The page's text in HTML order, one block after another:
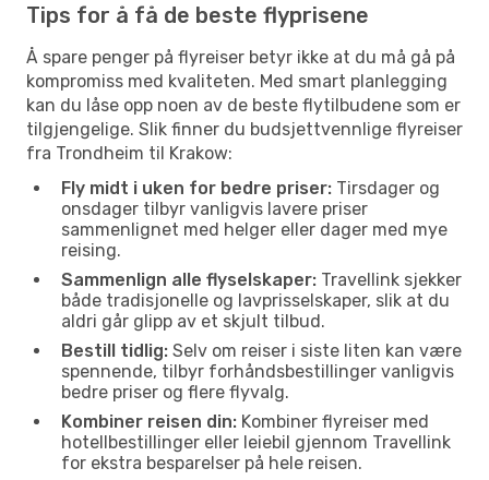
Tips for å få de beste flyprisene
Å spare penger på flyreiser betyr ikke at du må gå på
kompromiss med kvaliteten. Med smart planlegging
kan du låse opp noen av de beste flytilbudene som er
tilgjengelige. Slik finner du budsjettvennlige flyreiser
fra Trondheim til Krakow:
Fly midt i uken for bedre priser: Tirsdager og
onsdager tilbyr vanligvis lavere priser
sammenlignet med helger eller dager med mye
reising.
Sammenlign alle flyselskaper: Travellink sjekker
både tradisjonelle og lavprisselskaper, slik at du
aldri går glipp av et skjult tilbud.
Bestill tidlig: Selv om reiser i siste liten kan være
spennende, tilbyr forhåndsbestillinger vanligvis
bedre priser og flere flyvalg.
Kombiner reisen din: Kombiner flyreiser med
hotellbestillinger eller leiebil gjennom Travellink
for ekstra besparelser på hele reisen.